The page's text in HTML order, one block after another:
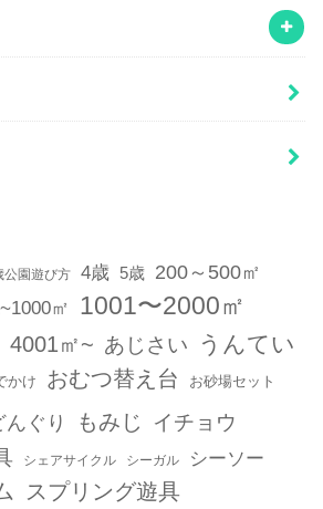
公園遊び方 4歳 5歳 200～500㎡
㎡
1001〜2000㎡
4001㎡~ あじさい うんてい
かけ おむつ替え台 お砂場セット
んぐり もみじ
イチョウ
シェアサイクル シーガル シーソー
スプリング遊具